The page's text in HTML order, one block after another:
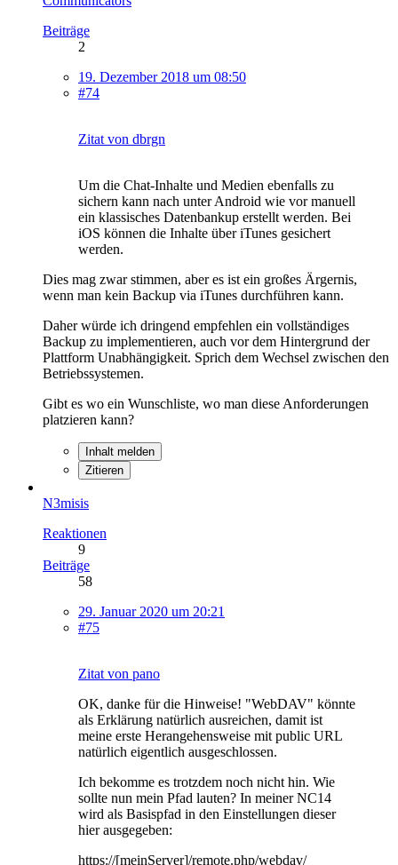
Beiträge
2
19. Dezember 2018 um 08:50
#74
Zitat von dbrgn
Um die Chat-Inhalte und Medien ebenfalls zu
sichern kann nach unter Android wie vor manuell
ein klassisches Datenbankup erstellt werden. Bei
iOS können die Inhalte über iTunes gesichert
werden.
Dies mag zwar stimmen, aber es ist ein großes Ärgernis,
wenn man kein Backup via iTunes durchführen kann.
Daher würde ich dringend empfehlen ein vollständiges
Backup zu implementieren, auch vor dem Hintergrund der
Plattform Unabhängigkeit. Sprich dem Wechsel zwischen den
Betriebssystemen.
Gibt es wo ein Wunschliste, wo man diese Anforderungen
platzieren kann?
Inhalt melden
Zitieren
N3misis
Reaktionen
9
Beiträge
58
29. Januar 2020 um 20:21
#75
Zitat von pano
OK, danke für die Hinweise! "WebDAV" könnte
als Erklärung natürlich ausreichen, damit ist
meine erste Herangehensweise mit public URL
natürlich eigentlich ausgeschlossen.
Ich bekomme es trotzdem noch nicht hin. Wie
sollte nun mein Pfad lauten? In meiner NC14
wird als Basispfad in den Einstellungen dieser
hier ausgegeben:
https://[meinServer]/remote.php/webdav/